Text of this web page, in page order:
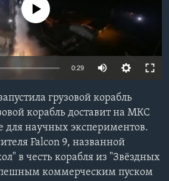
source currently available
0:29
грузовой корабль
корабль доставит на МКС
для научных экспериментов.
Falcon 9, названной
в честь корабля из "Звёздных
коммерческим пуском